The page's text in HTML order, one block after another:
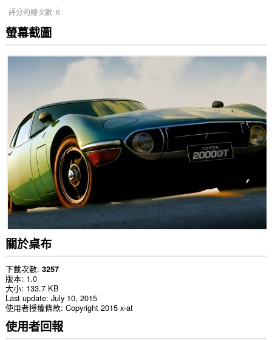
評分的總次數:6
螢幕截圖
關於桌布
下載次數 3257
版本 1.0
大小 133.7 KB
Last update July 10, 2015
使用者授權條款 Copyright 2015 x-at
使用者回報